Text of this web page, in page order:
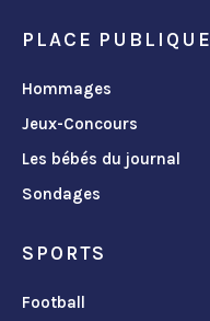
PLACE PUBLIQUE
Hommages
Jeux-Concours
Les bébés du journal
Sondages
SPORTS
Football